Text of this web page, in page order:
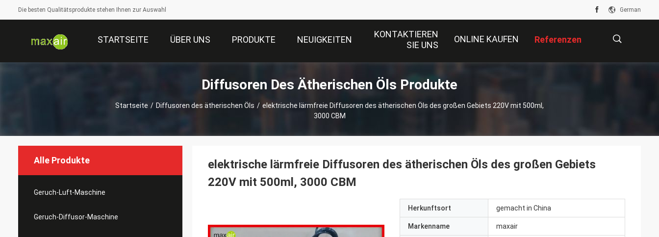
Die besten Qualitätsprodukte stehen Ihnen zur Auswahl German
STARTSEITE ÜBER UNS PRODUKTE NEUIGKEITEN
KONTAKTIEREN
SIE UNS
ONLINE KAUFEN Referenzen
Diffusoren Des Ätherischen Öls Produkte
Startseite / Diffusoren des ätherischen Öls / elektrische lärmfreie Diffusoren des ätherischen Öls des großen Gebiets 220V mit 500ml,
3000 CBM
Alle Produkte
Geruch-Luft-Maschine
Geruch-Diffusor-Maschine
elektrische lärmfreie Diffusoren des ätherischen Öls des großen Gebiets
220V mit 500ml, 3000 CBM
Herkunftsort gemacht in China
Markenname maxair